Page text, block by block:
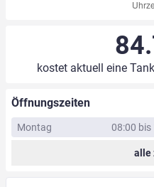
kostet aktuell eine
Öffnungszeiten
Montag 08:00 bis
alle